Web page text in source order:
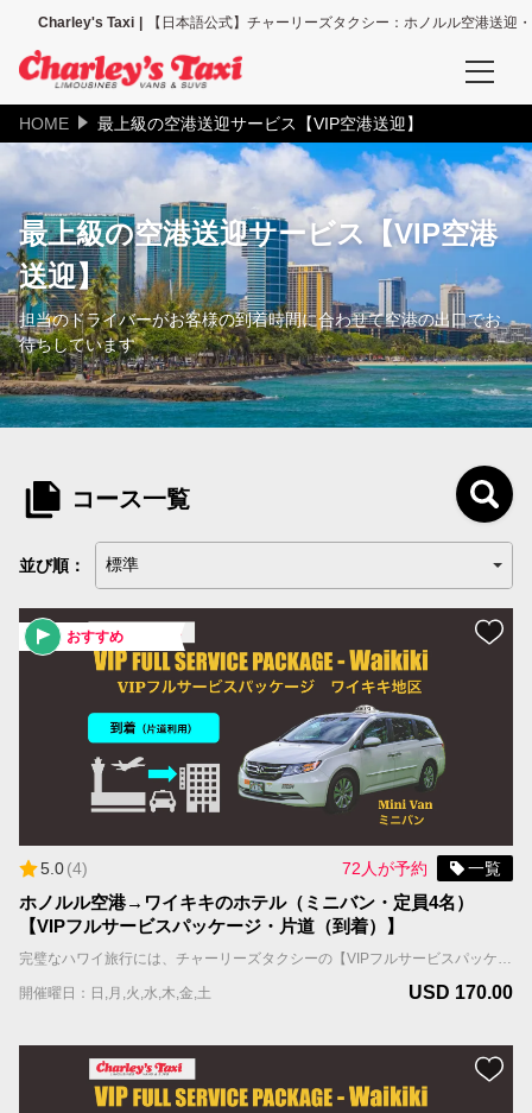
Charley's Taxi 【日本語公式】チャーリーズタクシー：ホノルル空港送迎
予約確認
空港送迎、その他送迎サービスの予約確認
タクシー配車の予約確認
空港送迎予約
ホノルル空港送迎（全て）
ホノルル空港＝ワイキキ地区
ホノルル空港＝カハラ地区
【コオリナ＋ワイキキ滞在用】プライオリティ予約（ミニバン）
【コオリナ＋ワイキキ滞在用】プライオリティ予約（SUV）
プライベートチャーター
プライベート・チャーター
タクシー予約
タクシーを予約する
ご案内
空港定額料金をご利用のお客様（ホノルル空港到着時のご案内）
ホノルル空港でのWiFi使用方法
ハワイの空港送迎でタクシーをおすすめする3つの理由
HOME 最上級の空港送迎サービス【VIP空港送迎】
最上級の空港送迎サービス【VIP空港
送迎】
担当のドライバーがお客様の到着時間に合わせて空港の出口でお
待ちしています
コース一覧
並び順：
おすすめ
5.0(4) 72人が予約 一覧
ホノルル空港→ワイキキのホテル（ミニバン・定員4名）
【VIPフルサービスパッケージ・片道（到着）】
完璧なハワイ旅行には、チャーリーズタクシーの【VIPフルサービスパッケージ】がお勧めです。お客様を担当するドライバーは事前にアサインされ、到着日、担当ドライバーはお客様のお名前を表示したサインを持ってお出迎えし、待機しているタクシーまでご案内します。 国際線到着の場合；担当ドライバーはFIT出口（個人出口）を出たところで、お客様の名前を表示したサインを持ってお待ちしています。 国内線到着の場合；担当ドライバーはお客様の利用便の荷物ターンテーブルの辺りで、お客様の名前を表示したサインを持ってお待ちしています。 ＊当サービスはお客様全員が同じ航空便で到着される前提です。同じ時間帯の異なる航空便で到着される場合は到着時間の遅い便をご記入ください。 車両＆乗車案内 ・車種：ミニバン ・乗車人数：4名まで（乳幼児含む） ・機内持ち込み手荷物（ハンドバッグ、機内持ち込み用キャリーバッグなど）の数：車両1台につき合計4個まで ・お預け手荷物（スーツケース、折り畳みの車椅子やベビーカーなど）＋大型荷物（自転車、ゴルフバッグ、サーフボードなど）の数：車両1台につき合計4個まで。 ＊大型荷物には超過料金がかかりますので、追加オプションよりお選びください。大型荷物の上限は2個までとなります。
開催曜日：日,月,火,水,木,金,土 USD 170.00